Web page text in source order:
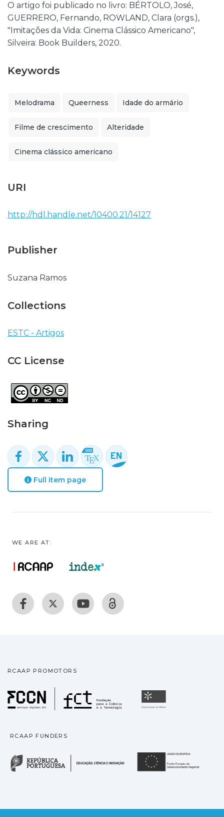
O artigo foi publicado no livro: BÉRTOLO, José,
GUERRERO, Fernando, ROWLAND, Clara (orgs.),
"Imitações da Vida: Cinema Clássico Americano",
Silveira: Book Builders, 2020.
Keywords
Melodrama Queerness Idade do armário
Filme de crescimento Alteridade
Cinema clássico americano
URI
http://hdl.handle.net/10400.21/14127
Publisher
Suzana Ramos
Collections
ESTC - Artigos
CC License
Sharing
Full item page
WE ARE AT:
RCAAP PROMOTORS
Fundação para a
RCAAP FUNDERS
República Portuguesa